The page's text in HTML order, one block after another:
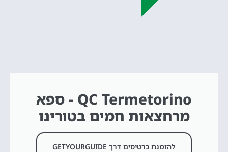
QC Termetorino - ספא
מרחצאות חמים בטורינו
להזמנת כרטיסים דרך GETYOURGUIDE